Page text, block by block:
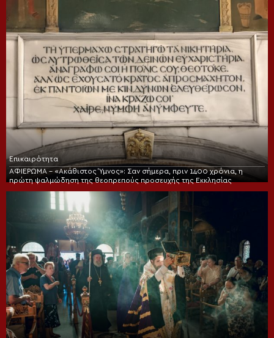
Επικαιρότητα
ΑΦΙΕΡΩΜΑ – «Ακάθιστος Ύμνος»: Σαν σήμερα, πριν 1400 χρόνια, η
πρώτη ψαλμώδηση της θεοπρεπούς προσευχής της Εκκλησίας